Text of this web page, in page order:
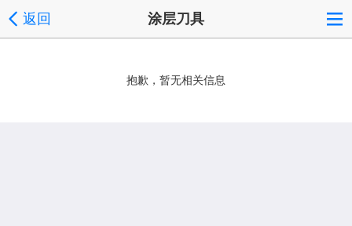
返回 涂层刀具
抱歉，暂无相关信息